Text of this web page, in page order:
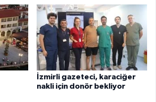
İzmirli gazeteci, karaciğer
nakli için donör bekliyor